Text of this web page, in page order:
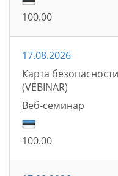
100.00
17.08.2026
Карта
(VEBINAR)
Bеб-семинаp
100.00